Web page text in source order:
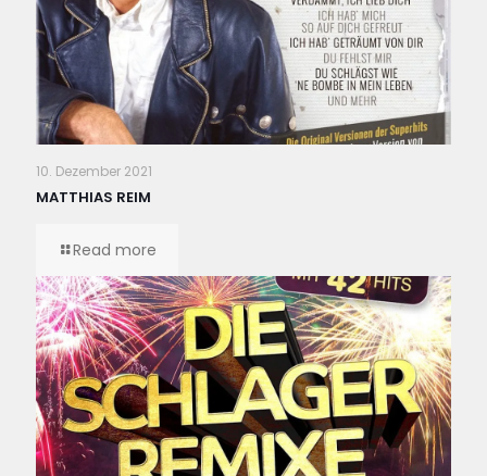
10. Dezember 2021
MATTHIAS REIM
Read more